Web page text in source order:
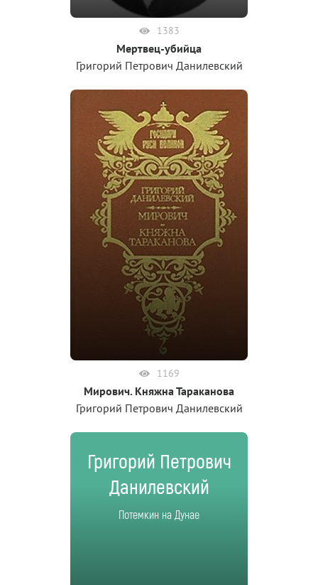
1383
Мертвец-убийца
Григорий Петрович Данилевский
1169
Мирович. Княжна Тараканова
Григорий Петрович Данилевский
Григорий Петрович
Данилевский
Потемкин на Дунае